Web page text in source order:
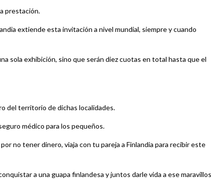
prestación.
extiende esta invitación a nivel mundial, siempre y cuando
sola exhibición, sino que serán diez cuotas en total hasta que el
del territorio de dichas localidades.
médico para los pequeños.
no tener dinero, viaja con tu pareja a Finlandia para recibir este
a una guapa finlandesa y juntos darle vida a ese